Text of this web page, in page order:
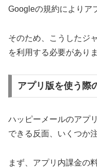
Googleの規約によりア
そのため、こうしたジ
を利用する必要がありま
アプリ版を使う際
ハッピーメールのアプ
できる反面、いくつか
まず、アプリ内課金の